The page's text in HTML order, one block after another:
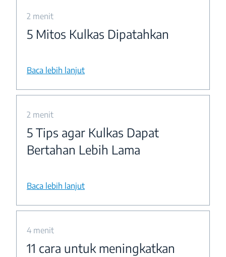
2 menit
5 Mitos Kulkas Dipatahkan
Baca lebih lanjut
2 menit
5 Tips agar Kulkas Dapat
Bertahan Lebih Lama
Baca lebih lanjut
4 menit
11 cara untuk meningkatkan